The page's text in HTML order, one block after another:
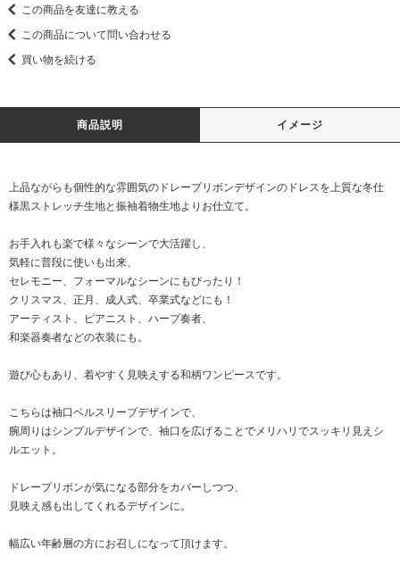
この商品を友達に教える
この商品について問い合わせる
買い物を続ける
商品説明 イメージ
上品ながらも個性的な雰囲気のドレープリボンデザインのドレスを上質な冬仕
様黒ストレッチ生地と振袖着物生地よりお仕立て。
お手入れも楽で様々なシーンで大活躍し、
気軽に普段に使いも出来、
セレモニー、フォーマルなシーンにもぴったり！
クリスマス、正月、成人式、卒業式などにも！
アーティスト、ピアニスト、ハープ奏者、
和楽器奏者などの衣装にも。
遊び心もあり、着やすく見映えする和柄ワンピースです。
こちらは袖口ベルスリーブデザインで、
腕周りはシンプルデザインで、袖口を広げることでメリハリでスッキリ見えシ
ルエット。
ドレープリボンが気になる部分をカバーしつつ、
見映え感も出してくれるデザインに。
幅広い年齢層の方にお召しになって頂けます。